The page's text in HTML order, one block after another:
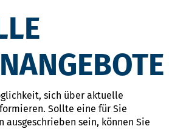
sich über aktuelle
Sollte eine für Sie
ausgeschrieben sein, können Sie